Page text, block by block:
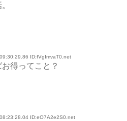
ID:fVgImvaT0.net
得ってこと？
ID:eO7A2e2S0.net